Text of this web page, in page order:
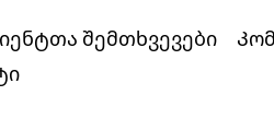
შემთხვევები